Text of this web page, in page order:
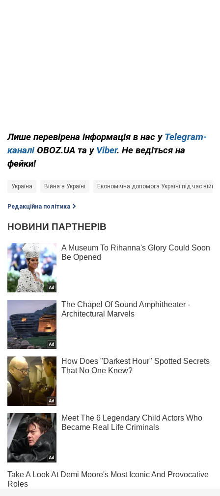
Лише перевірена інформація в нас у Telegram-
каналі OBOZ.UA та у Viber. Не ведіться на
фейки!
Україна Війна в Україні Економічна допомога Україні під час війни
Редакційна політика